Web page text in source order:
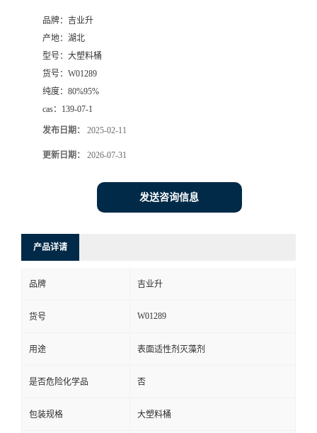
品牌： 吉业升
产地： 湖北
型号： 大塑料桶
货号： W01289
纯度： 80%95%
cas： 139-07-1
发布日期： 2025-02-11
更新日期： 2026-07-31
发送咨询信息
产品详请
品牌 吉业升
货号 W01289
用途 表面适性剂灭藻剂
是否危险化学品 否
包装规格 大塑料桶